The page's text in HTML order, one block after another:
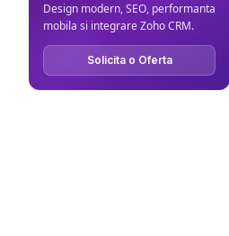
Design modern, SEO, performanta
mobila si integrare Zoho CRM.
Solicita o Oferta